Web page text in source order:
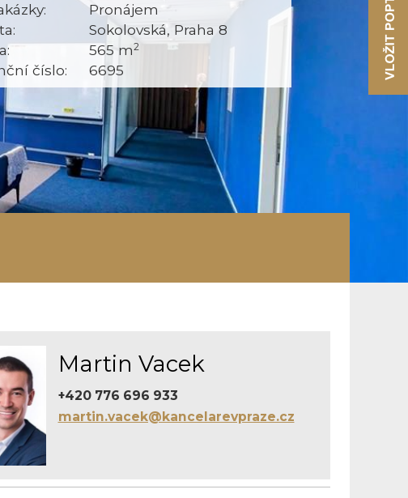
Pronájem
Sokolovská, Praha 8
565 m2
číslo: 6695
Martin Vacek
+420 776 696 933
martin.vacek@kancelarevpraze.cz